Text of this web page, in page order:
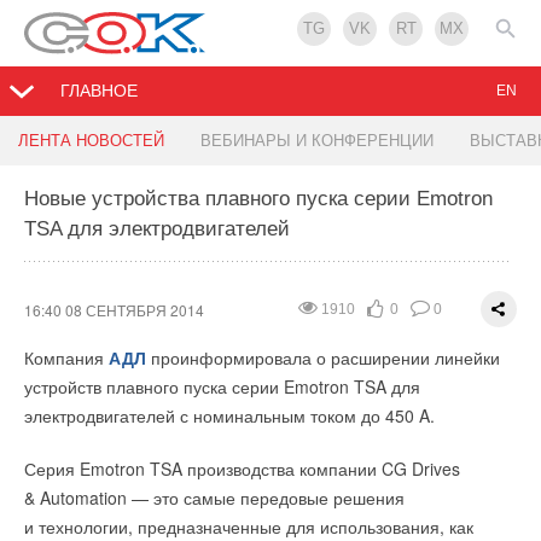
TG VK RT MX
ГЛАВНОЕ
ЛЕНТА НОВОСТЕЙ ВЕБИНАРЫ И КОНФЕРЕНЦИИ
EN
Новые устройства плавного пуска серии Emotron
TSA для электродвигателей
1910 0 0
16:40 08 СЕНТЯБРЯ 2014
Компания АДЛ проинформировала о расширении линейки
устройств плавного пуска серии Emotron TSA для
электродвигателей с номинальным током до 450 A.
Серия Emotron TSA производства компании CG Drives
& Automation — это самые передовые решения
и технологии, предназначенные для использования, как
Новые атмосферные котлы компании ACV
2610 0 0
15:14 08 СЕНТЯБРЯ 2014
Изучив потребности рынка, компания
России - отопительный котел ACV серии «ALFA COMFORT».
Котел ACV серии «ALFA Comfort» является чугунным
атмосферным котлом, с возможностью электронного
управления и электронезависимого подключения.
Данный котел хорошо адаптирован под суровые российские
условия, что позволяет гарантировать его высокие
эксплуатационные качества и надежность.
Обновление программы nanoCAD Механика 5.4
1905 0 0
15:08 08 СЕНТЯБРЯ 2014
Компания « Нанософт
приложением для оформления и проектирования
разработана для графического ядра nanoCAD 6.
Реализован абсолютно новый функционал расчета
в полном объеме учтены требования Стандарта